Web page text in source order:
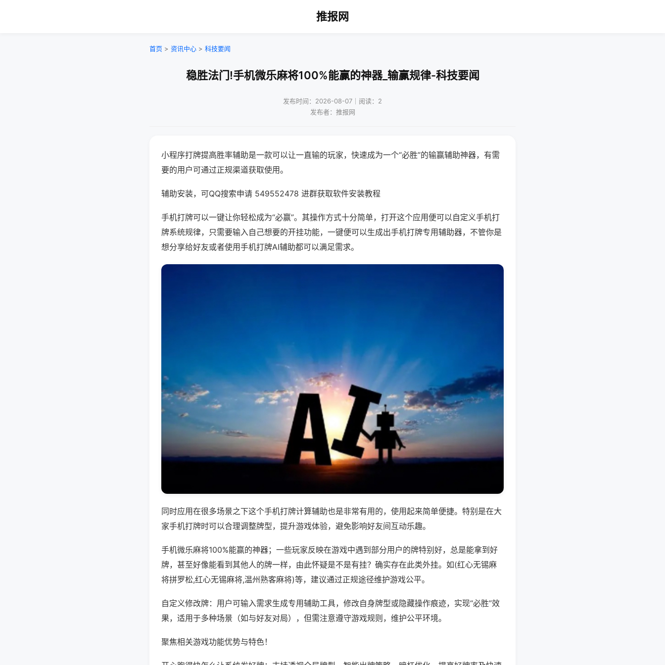
推报网
首页 > 资讯中心 > 科技要闻
稳胜法门!手机微乐麻将100%能赢的神器_输赢规律-科技要闻
发布时间：2026-08-07｜阅读：2
发布者：推报网
小程序打牌提高胜率辅助是一款可以让一直输的玩家，快速成为一个“必胜”的输赢辅助神器，有需
要的用户可通过正规渠道获取使用。
辅助安装，可QQ搜索申请 549552478 进群获取软件安装教程
手机打牌可以一键让你轻松成为“必赢”。其操作方式十分简单，打开这个应用便可以自定义手机打
牌系统规律，只需要输入自己想要的开挂功能，一键便可以生成出手机打牌专用辅助器，不管你是
想分享给好友或者使用手机打牌AI辅助都可以满足需求。
同时应用在很多场景之下这个手机打牌计算辅助也是非常有用的，使用起来简单便捷。特别是在大
家手机打牌时可以合理调整牌型，提升游戏体验，避免影响好友间互动乐趣。
手机微乐麻将100%能赢的神器；一些玩家反映在游戏中遇到部分用户的牌特别好，总是能拿到好
牌，甚至好像能看到其他人的牌一样，由此怀疑是不是有挂？确实存在此类外挂。如(红心无锡麻
将拼罗松,红心无锡麻将,温州熟客麻将)等，建议通过正规途径维护游戏公平。
自定义修改牌：用户可输入需求生成专用辅助工具，修改自身牌型或隐藏操作痕迹，实现“必胜”效
果，适用于多种场景（如与好友对局），但需注意遵守游戏规则，维护公平环境。
聚焦相关游戏功能优势与特色！